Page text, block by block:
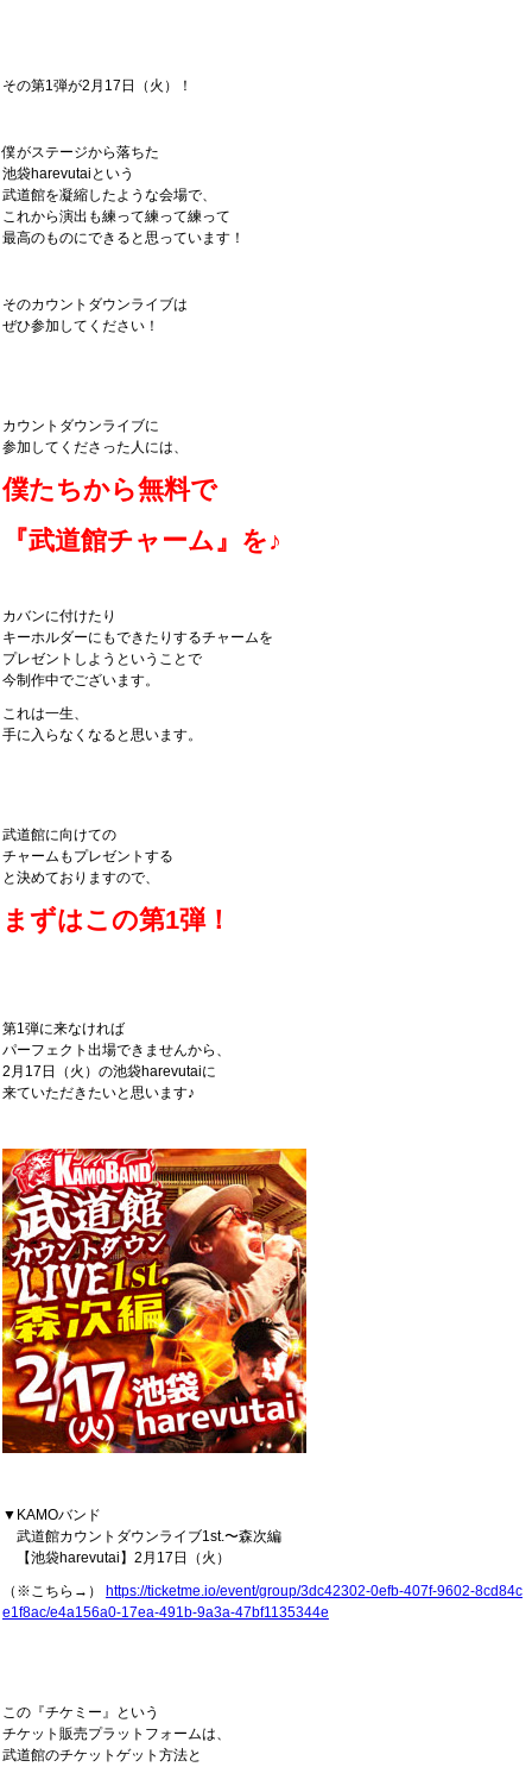
その第1弾が2月17日（火）！
僕がステージから落ちた
池袋harevutaiという
武道館を凝縮したような会場で、
これから演出も練って練って練って
最高のものにできると思っています！
そのカウントダウンライブは
ぜひ参加してください！
カウントダウンライブに
参加してくださった人には、
僕たちから無料で
『武道館チャーム』を♪
カバンに付けたり
キーホルダーにもできたりするチャームを
プレゼントしようということで
今制作中でございます。
これは一生、
手に入らなくなると思います。
武道館に向けての
チャームもプレゼントする
と決めておりますので、
まずはこの第1弾！
第1弾に来なければ
パーフェクト出場できませんから、
2月17日（火）の池袋harevutaiに
来ていただきたいと思います♪
▼KAMOバンド
武道館カウントダウンライブ1st.〜森次編
【池袋harevutai】2月17日（火）
（※こちら→） https://ticketme.io/event/group/3dc42302-0efb-407f-9602-8cd84c
e1f8ac/e4a156a0-17ea-491b-9a3a-47bf1135344e
この『チケミー』という
チケット販売プラットフォームは、
武道館のチケットゲット方法と